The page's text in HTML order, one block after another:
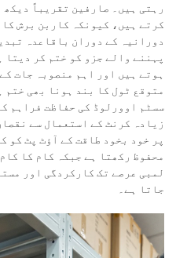
رہتی ہیں۔ صارفین تقریباً دیکھ
کرتے ہیں، کیونکہ کاربن برش
دورانیہ کے دوران باقاعدہ
پہننے والے جزو کو ختم کر
ہوتے ہیں اور اہم منصوبہ جات
متوقع ٹول کا بند ہونا بھی
سسٹم اوورلوڈ کی حفاظت فراہم
زیادہ کرنٹ کے استعمال سے
پر خود بخود طاقت کے آؤٹ پٹ کو
محفوظ رکھتا ہے جبکہ کام کا
لمبی عرصے تک کارکردگی اور
جاتا ہے۔